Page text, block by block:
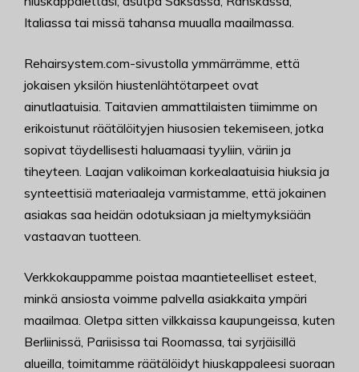
Italiassa tai missä tahansa muualla maailmassa.
Rehairsystem.com-sivustolla ymmärrämme, että
jokaisen yksilön hiustenlähtötarpeet ovat
ainutlaatuisia. Taitavien ammattilaisten tiimimme on
erikoistunut räätälöityjen hiusosien tekemiseen, jotka
sopivat täydellisesti haluamaasi tyyliin, väriin ja
tiheyteen. Laajan valikoiman korkealaatuisia hiuksia ja
synteettisiä materiaaleja varmistamme, että jokainen
asiakas saa heidän odotuksiaan ja mieltymyksiään
vastaavan tuotteen.
Verkkokauppamme poistaa maantieteelliset esteet,
minkä ansiosta voimme palvella asiakkaita ympäri
maailmaa. Oletpa sitten vilkkaissa kaupungeissa, kuten
Berliinissä, Pariisissa tai Roomassa, tai syrjäisillä
alueilla, toimitamme räätälöidyt hiuskappaleesi suoraan